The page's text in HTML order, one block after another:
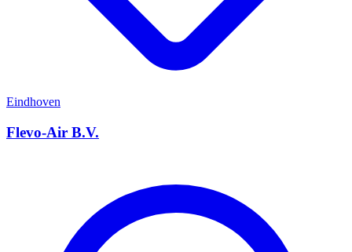
Eindhoven
Flevo-Air B.V.